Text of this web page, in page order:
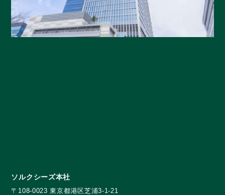
ソルクシーズ本社
〒108-0023 東京都港区芝浦3-1-21